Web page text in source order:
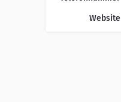
Website